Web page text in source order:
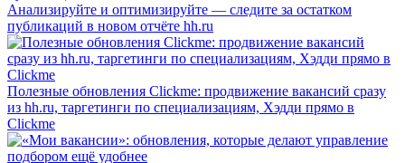
Анализируйте и оптимизируйте — следите за остатком
публикаций в новом отчёте hh.ru
Полезные обновления Clickme: продвижение вакансий сразу
из hh.ru, таргетинги по специализациям, Хэдди прямо в
Clickme